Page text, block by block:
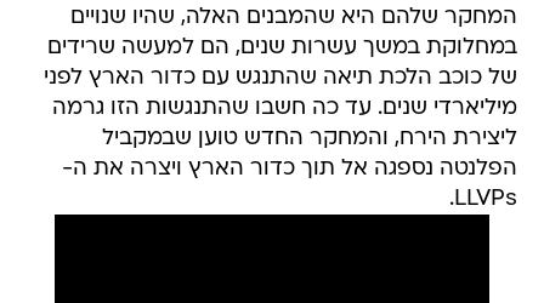
המחקר שלהם היא שהמבנים האלה, שהיו שנויים
במחלוקת במשך עשרות שנים, הם למעשה שרידים
של כוכב הלכת תיאה שהתנגש עם כדור הארץ לפני
מיליארדי שנים. עד כה חשבו שהתנגשות הזו גרמה
ליצירת הירח, והמחקר החדש טוען שבמקביל
הפלנטה נספגה אל תוך כדור הארץ ויצרה את ה-
LLVPs.